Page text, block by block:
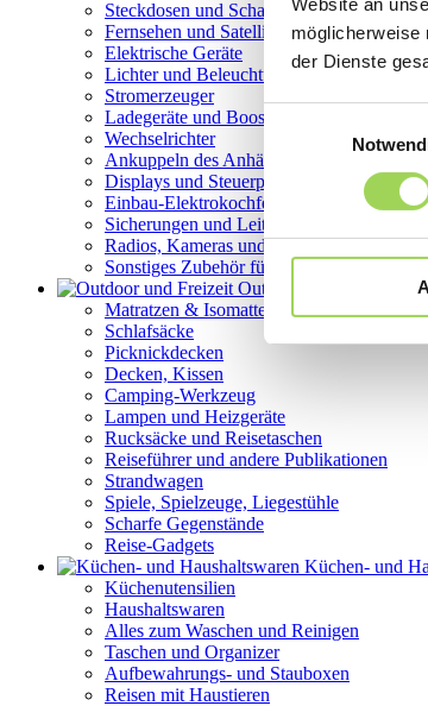
möglicherweise
der Dienste
Einwilligungsauswahl
Steckdosen und Schalter
Fernsehen und Satelliten
Elektrische Geräte
Lichter und Beleuchtung
Stromerzeuger
Ladegeräte und Booster
Wechselrichter
Ankuppeln des Anhängers und des
Displays und Steuerpanels
Einbau-Elektrokochfelder,
Sicherungen und Leitungsschutzschalter
Radios, Kameras und Navigationssysteme
Sonstiges Zubehör für Elektrik
Outdoor und Freizeit
Matratzen & Isomatten
Schlafsäcke
Picknickdecken
Decken, Kissen
Camping-Werkzeug
Lampen und Heizgeräte
Rucksäcke und Reisetaschen
Reiseführer und andere Publikationen
Strandwagen
Spiele, Spielzeuge, Liegestühle
Scharfe Gegenstände
Reise-Gadgets
Küchen- und
Küchenutensilien
Haushaltswaren
Alles zum Waschen und Reinigen
Taschen und Organizer
Aufbewahrungs- und Stauboxen
Reisen mit Haustieren